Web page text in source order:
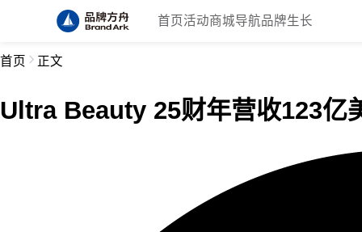
首页 活动商城导航品牌生长
首页 正文
Ultra Beauty 25财年营收123亿